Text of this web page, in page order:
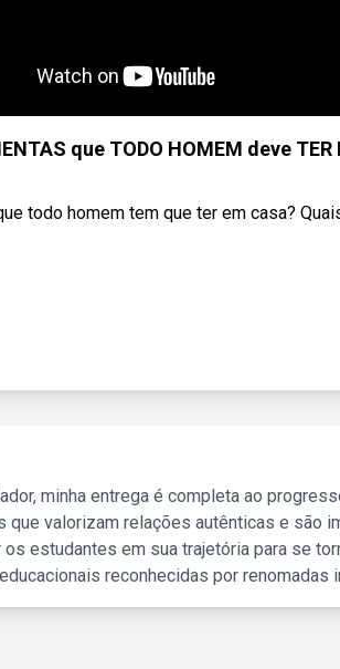
que TODO HOMEM deve
todo homem tem que ter em casa?
minha entrega é completa ao
que valorizam relações autênticas e são
os estudantes em sua trajetória para se
reconhecidas por